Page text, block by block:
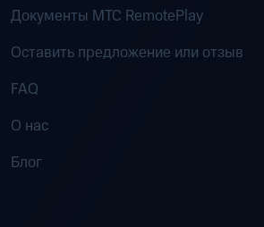
Документы MTC RemotePlay
Оставить предложение или отзыв
FAQ
О нас
Блог